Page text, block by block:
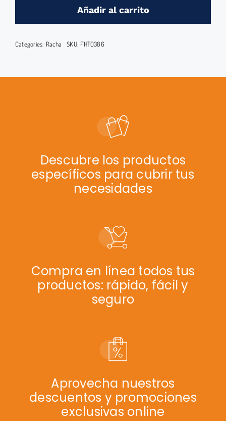
´´
Añadir al carrito
Categories: Racha SKU: FHT0386
Descubre los productos
específicos para cubrir tus
necesidades
Compra en línea todos tus
productos: rápido, fácil y
seguro
Aprovecha nuestros
descuentos y promociones
exclusivas online